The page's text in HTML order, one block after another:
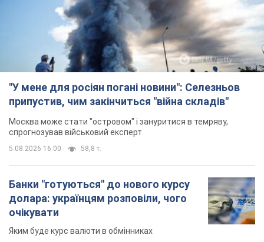
Москва може стати "островом" і зануритися в темряву,
спрогнозував військовий експерт
58,8 т.
Банки "готуються" до нового курсу
долара: українцям розповіли, чого
очікувати
9 часов назад 113,0 т.
"Джипінг руйнує екосистеми, які
формувалися сотні років": у
Greenpeace забили на сполох
У високогір'ї розташовані альпійські та
комплекси, які формувалися протягом сотень років